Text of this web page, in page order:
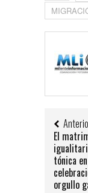
El
tónica
orgullo